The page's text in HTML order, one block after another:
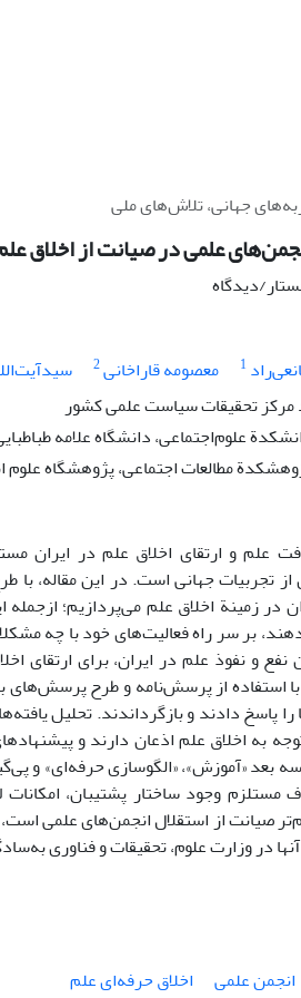
جهانی، تلاش‌های ملی
علمی در صیانت از اخلاق
دیدگاه
1 معصومه قاراخانی2
مرکز تحقیقات سیاست علمی کشور
علوم‌اجتماعی، دانشگاه علامه
مطالعات اجتماعی، پژوهشگاه
علم و ارتقای اخلاق علم در ایران
از تجربیات جهانی است. در این مقاله،
در زمینة اخلاق علم می‌پردازیم؛
بر سر راه فعالیت‌های خود با چه
نفع و نفوذ علم در ایران، برای ارتقای
پاسخ دادند و بازگرداندند. تحلیل
به اخلاق علم اذعان دارند و
بعد «آموزش»، «الگوسازی حرفه‌ای» و
مستلزم وجود ساختار پشتیبان،
صیانت از استقلال انجمن‌های علمی
در وزارت علوم، تحقیقات و فناوری
انجمن‌ علمی اخلاق حرفه‌ای علم